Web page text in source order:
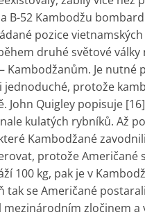
B-52 Kambodžu
pozice
druhé světové
Je
protože
Quigley popisuje
kulatých rybníků. Až
Kambodžané
protože Američané
100 kg, pak je v
tak se Američané
zločinem a